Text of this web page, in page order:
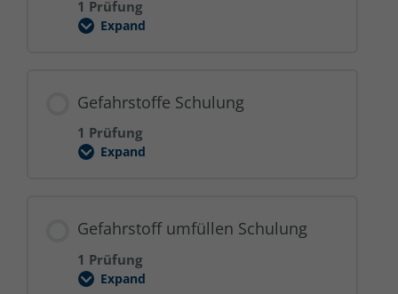
1 Prüfung
Expand
Leitern
Gefahrstoffe Schulung
1 Prüfung
Expand
Gefahrstoffe
Gefahrstoff umfüllen Schulung
1 Prüfung
Expand
Gefahrstoff